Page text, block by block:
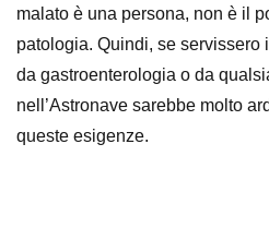
malato è una persona, non è il
patologia. Quindi, se servissero
da gastroenterologia o da
nell’Astronave sarebbe molto
queste esigenze.